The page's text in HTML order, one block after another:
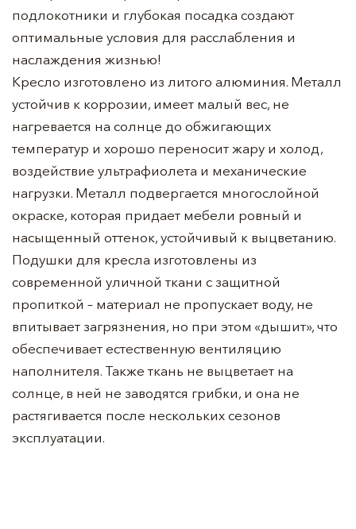
подлокотники и глубокая посадка создают
оптимальные условия для расслабления и
наслаждения жизнью!
Кресло изготовлено из литого алюминия. Металл
устойчив к коррозии, имеет малый вес, не
нагревается на солнце до обжигающих
температур и хорошо переносит жару и холод,
воздействие ультрафиолета и механические
нагрузки. Металл подвергается многослойной
окраске, которая придает мебели ровный и
насыщенный оттенок, устойчивый к выцветанию.
Подушки для кресла изготовлены из
современной уличной ткани с защитной
пропиткой – материал не пропускает воду, не
впитывает загрязнения, но при этом «дышит», что
обеспечивает естественную вентиляцию
наполнителя. Также ткань не выцветает на
солнце, в ней не заводятся грибки, и она не
растягивается после нескольких сезонов
эксплуатации.